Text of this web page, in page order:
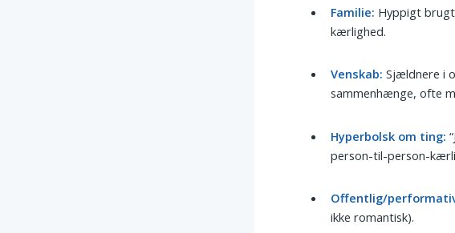
Familie: Hyppigt
kærlighed.
Venskab: Sjældnere i
sammenhænge, ofte
Hyperbolsk om ting:
person-til-person-
Offentlig/
ikke romantisk).